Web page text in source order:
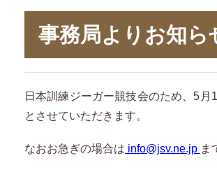
事務局よりお知ら
日本訓練ジーガー競技会のため、5
とさせていただきます。
なおお急ぎの場合は info@jsv.ne.jp ま